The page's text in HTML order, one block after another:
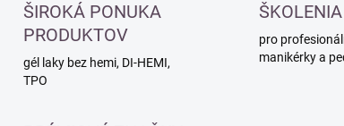
ŠIROKÁ PONUKA
PRODUKTOV
gél laky bez hemi, DI-HEMI,
TPO
ŠKOLENIA
pro
manikérky a